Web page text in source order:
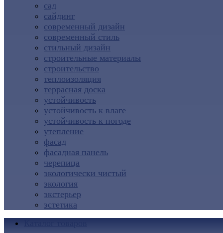
сад
сайдинг
современный дизайн
современный стиль
стильный дизайн
строительные материалы
строительство
теплоизоляция
террасная доска
устойчивость
устойчивость к влаге
устойчивость к погоде
утепление
фасад
фасадная панель
черепица
экологически чистый
экология
экстерьер
эстетика